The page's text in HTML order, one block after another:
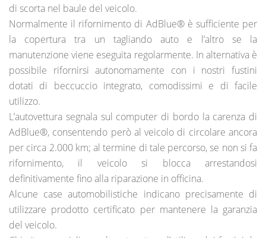
di scorta nel baule del veicolo.
Normalmente il rifornimento di AdBlue® è sufficiente per
la copertura tra un tagliando auto e l’altro se la
manutenzione viene eseguita regolarmente. In alternativa è
possibile rifornirsi autonomamente con i nostri fustini
dotati di beccuccio integrato, comodissimi e di facile
utilizzo.
L’autovettura segnala sul computer di bordo la carenza di
AdBlue®, consentendo però al veicolo di circolare ancora
per circa 2.000 km; al termine di tale percorso, se non si fa
rifornimento, il veicolo si blocca arrestandosi
definitivamente fino alla riparazione in officina.
Alcune case automobilistiche indicano precisamente di
utilizzare prodotto certificato per mantenere la garanzia
del veicolo.